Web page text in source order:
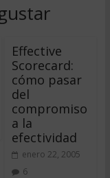
Effective
Scorecard:
cómo pasar
del
compromiso
a la
efectividad
enero 22, 2005
6